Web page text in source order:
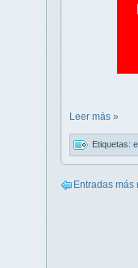
Leer más »
Etiquetas:
Entradas más